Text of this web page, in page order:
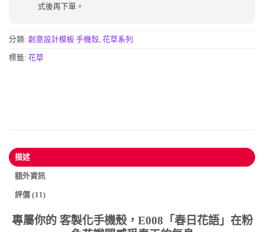
式後再下單。
分類: 創意設計模板 手機殼 花草系列
標籤: 花草
描述
額外資訊
評價 (11)
專屬你的 客製化手機殼，E008「春日花語」在粉